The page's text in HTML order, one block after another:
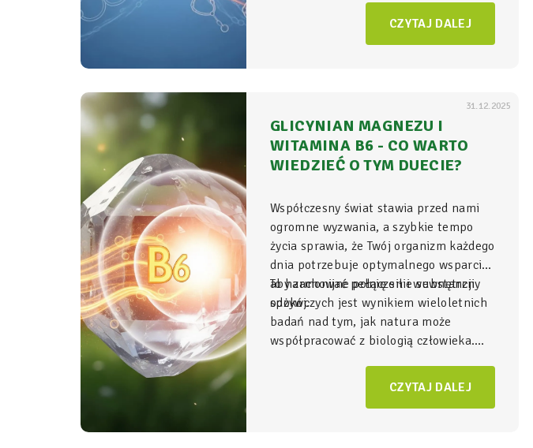
organizmie - tam, gdzie na poziomie
CZYTAJ DALEJ
31.12.2025
GLICYNIAN MAGNEZU I
WITAMINA B6 - CO WARTO
WIEDZIEĆ O TYM DUECIE?
Współczesny świat stawia przed nami
ogromne wyzwania, a szybkie tempo
życia sprawia, że Twój organizm każdego
dnia potrzebuje optymalnego wsparcia,
aby zachować pełnię sił i wewnętrzny
spokój.
To harmonijne połączenie substancji
odżywczych jest wynikiem wieloletnich
badań nad tym, jak natura może
współpracować z biologią człowieka.
duet, który w NatVita traktujemy jako
CZYTAJ DALEJ